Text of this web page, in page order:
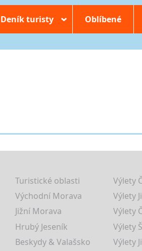
Deník turisty › Oblíbené
Turistické oblasti Výlety
Východní Morava Výlety
Jižní Morava Výlety
Hrubý Jeseník Výlety
Beskydy & Valašsko Výlety